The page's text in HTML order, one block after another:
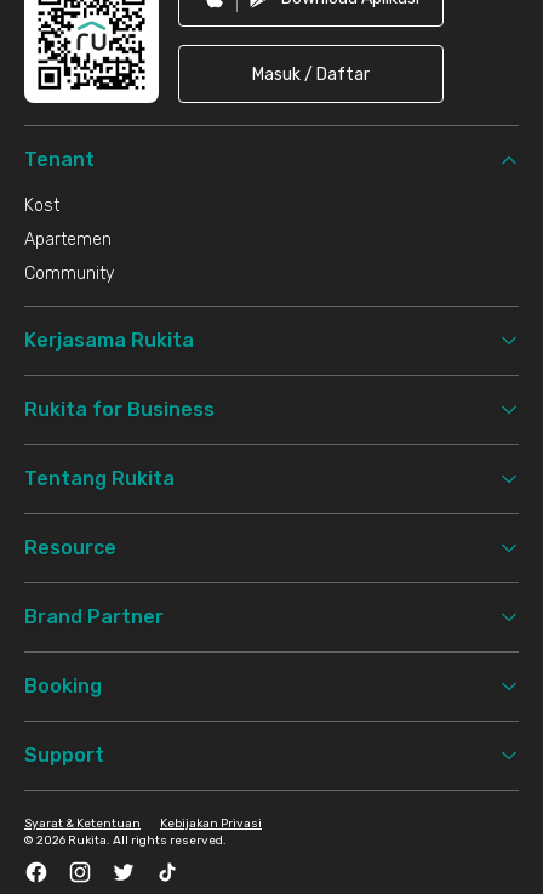
Masuk / Daftar
Tenant
Kost
Apartemen
Community
Kerjasama Rukita
Rukita for Business
Tentang Rukita
Resource
Brand Partner
Booking
Support
© 2026 Rukita. All rights reserved.
Syarat & Ketentuan Kebijakan Privasi
FacebookInstagramTwitter TikTok